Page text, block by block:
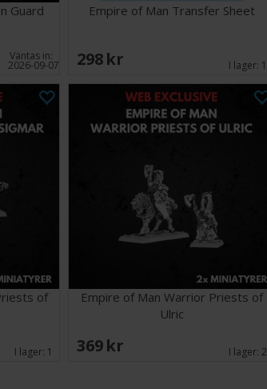
Guard
Väntas in:
2026-09-07
Empire of Man Transfer Sheet
298 SEK I lager: 1
of
I lager: 1
Empire of Man Warrior Priests of
Ulric
369 SEK I lager:2